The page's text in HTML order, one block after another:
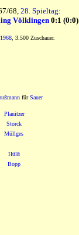
68,28. Spieltag:
Völklingen0:1 (0:0)
, 3.500 Zuschauer.
fürSauer
Planitzer
Storck
Müllges
Hülß
Bopp